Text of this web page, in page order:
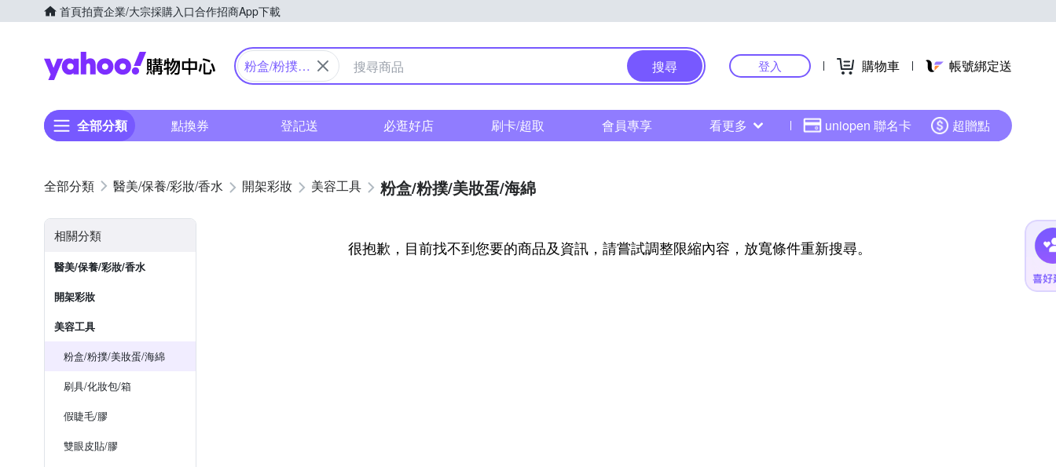
首頁拍賣企業/大宗採購入口合作招商App下載
Yahoo購物中心
粉盒/粉撲/
搜尋 登入 購物車 帳號綁定送
全部分類 點換券 登記送 必逛好店 刷卡/超取 會員專享 看更多 uniopen 聯名卡 超贈點
醫美/保養/彩妝/香水 開架彩妝 美容工具 粉盒/粉撲/美妝蛋/海綿
相關分類
醫美/保養/彩妝/香水
開架彩妝
美容工具
粉盒/粉撲/美妝蛋/海綿
刷具/化妝包/箱
假睫毛/膠
雙眼皮貼/膠
很抱歉，目前找不到您要的商品及資訊，請嘗試調整限縮內容，放寬條件重新搜尋。